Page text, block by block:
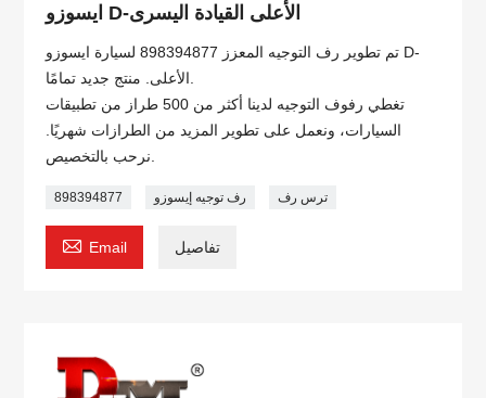
ايسوزو D-الأعلى القيادة اليسرى
تم تطوير رف التوجيه المعزز 898394877 لسيارة ايسوزو D-
تغطي رفوف التوجيه لدينا أكثر من 500 طراز من تطبيقات
السيارات، ونعمل على تطوير المزيد من الطرازات شهريًا.
898394877 رف توجيه إيسوزو ترس رف
 Email تفاصيل